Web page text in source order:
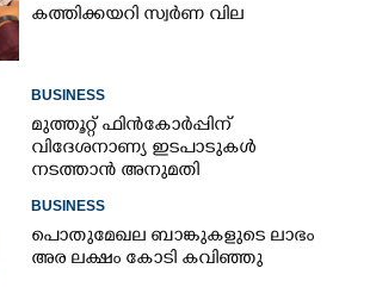
കത്തിക്കയറി സ്വർണ വില
BUSINESS
മുത്തൂറ്റ് ഫിൻകോർപ്പിന്
വിദേശനാണ്യ ഇടപാടുകൾ
നടത്താൻ അനുമതി
BUSINESS
പൊതുമേഖല ബാങ്കുകളുടെ ലാഭം
അര ലക്ഷം കോടി കവിഞ്ഞു